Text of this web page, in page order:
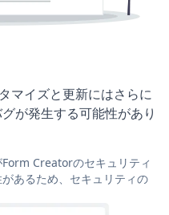
マイズと更新にはさらに
が発生する可能性があり
Creatorのセキュリティ
あるため、セキュリティの